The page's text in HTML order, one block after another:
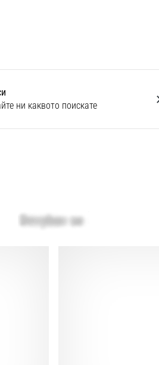
ни каквото поискате